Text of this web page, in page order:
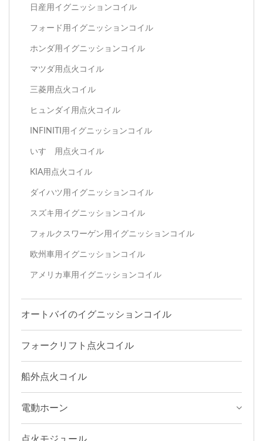
日産用イグニッションコイル
フォード用イグニッションコイル
ホンダ用イグニッションコイル
マツダ用点火コイル
三菱用点火コイル
ヒュンダイ用点火コイル
INFINITI用イグニッションコイル
いすゞ用点火コイル
KIA用点火コイル
ダイハツ用イグニッションコイル
スズキ用イグニッションコイル
フォルクスワーゲン用イグニッションコイル
欧州車用イグニッションコイル
アメリカ車用イグニッションコイル
オートバイのイグニッションコイル
フォークリフト点火コイル
船外点火コイル
電動ホーン
点火モジュール